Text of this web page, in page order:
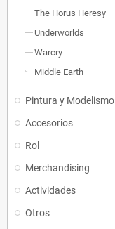
The Horus Heresy
Underworlds
Warcry
Middle Earth
Pintura y Modelismo
Accesorios
Rol
Merchandising
Actividades
Otros